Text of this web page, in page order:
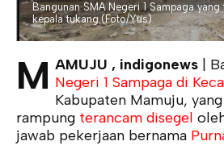
Bangunan SMA Negeri 1 Sampaga
kepala tukang.(Foto/Yus)
M AMUJU , indigonews |
Negeri 1 Sampaga di
Kabupaten Mamuju,
rampung terancam disegel
jawab pekerjaan bernama